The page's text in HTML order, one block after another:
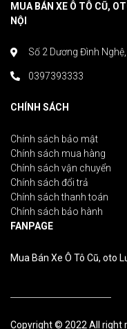
MUA BÁN XE Ô TÔ CŨ,
NỘI
Số 2 Dương Đình
0397393333
CHÍNH SÁCH
Chính sách bảo mật
Chính sách mua hàng
Chính sách vận chuyển
Chính sách đổi trả
Chính sách thanh toán
Chính sách bảo hành
FANPAGE
Mua Bán Xe Ô Tô Cũ, oto
Copyright © 2022 All right